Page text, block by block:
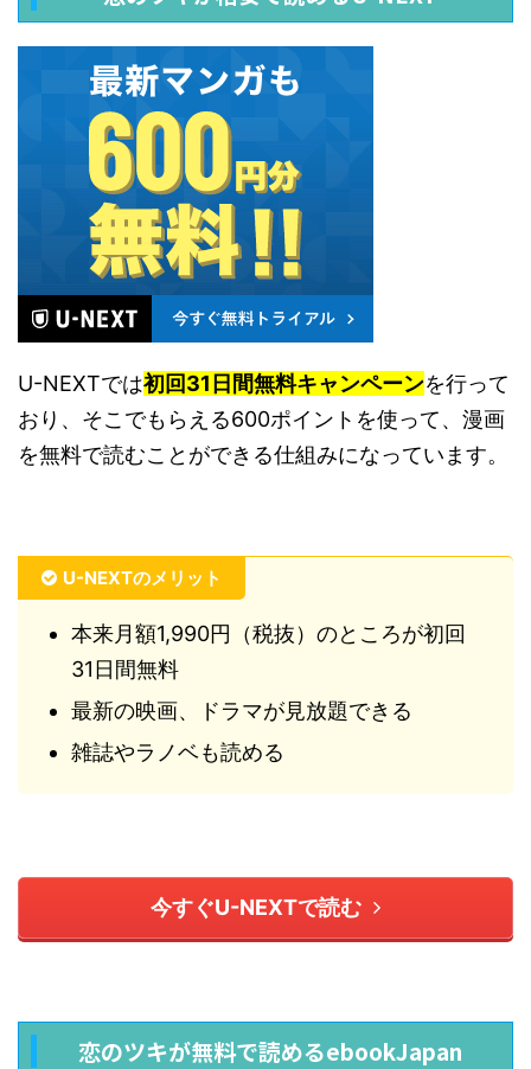
U-NEXTでは初回31日間無料キャンペーンを行って
おり、そこでもらえる600ポイントを使って、漫画
を無料で読むことができる仕組みになっています。
U-NEXTのメリット
本来月額1,990円（税抜）のところが初回
31日間無料
最新の映画、ドラマが見放題できる
雑誌やラノベも読める
今すぐU-NEXTで読む
恋のツキが無料で読めるebookJapan